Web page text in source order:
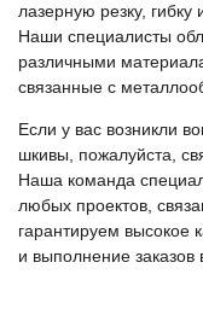
лазерную резку, гибку
Наши специалисты
различными
связанные с
Если у вас возникли
шкивы, пожалуйста,
Наша команда
любых проектов,
гарантируем высокое
и выполнение заказов